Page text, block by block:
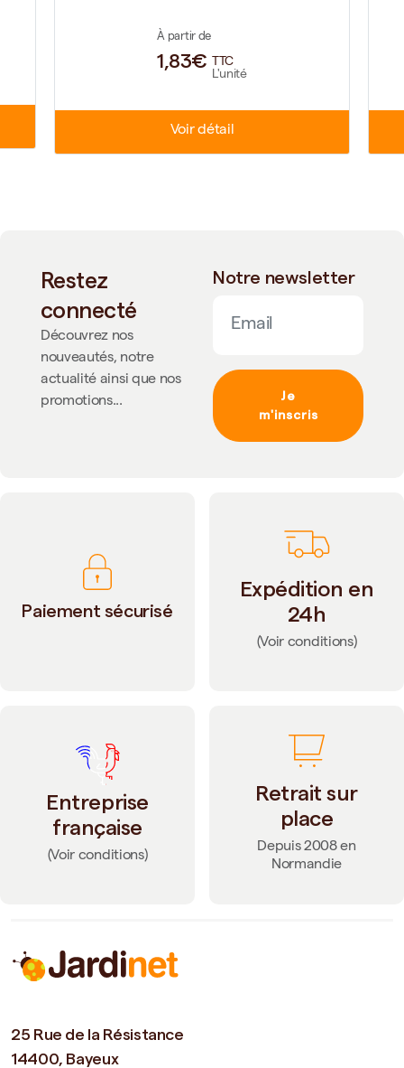
À partir de
1,83€
TTC
L'unité
Voir détail
Restez
connecté
Découvrez nos
nouveautés, notre
actualité ainsi que nos
promotions...
Notre newsletter
Je
m'inscris
Paiement sécurisé
Expédition en
24h
(Voir conditions)
Entreprise
française
(Voir conditions)
Retrait sur
place
Depuis 2008 en
Normandie
25 Rue de la Résistance
14400, Bayeux